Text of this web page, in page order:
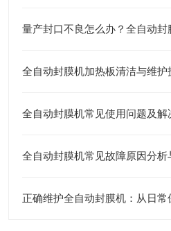
量产封口不良怎么办？全自动
全自动封膜机加热板清洁与维护
全自动封膜机常见使用问题及解
全自动封膜机常见故障原因分析